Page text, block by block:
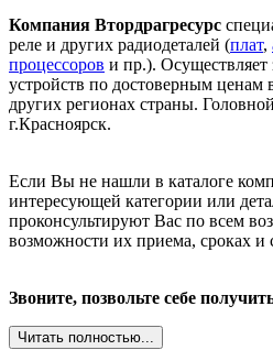
Компания Втордрагресурс
реле и других радиодеталей (плат,
процессоров и пр.). Осуществляет
устройств по достоверным ценам
других регионах страны.
г.Красноярск.
Если Вы не нашли в каталоге
интересующей категории или
проконсультируют Вас по всем
возможности их приема, сроках и
Звоните, позвольте себе
Читать полностью...